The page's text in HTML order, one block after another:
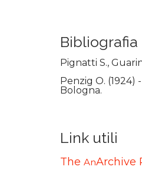
Bibliografia
Pignatti S.,
Penzig O. (1924)
Bologna.
Link utili
The AnArchive